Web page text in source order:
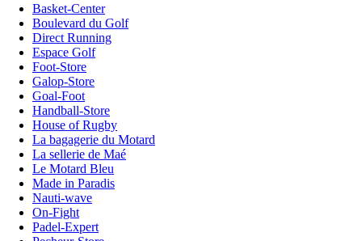
Basket-Center
Boulevard du Golf
Direct Running
Espace Golf
Foot-Store
Galop-Store
Goal-Foot
Handball-Store
House of Rugby
La bagagerie du Motard
La sellerie de Maé
Le Motard Bleu
Made in Paradis
Nauti-wave
On-Fight
Padel-Expert